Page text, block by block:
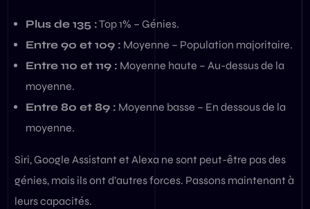
Plus de 135 :Top 1% – Génies.
Entre 90 et 109 : Moyenne – Population majoritaire.
Entre 110 et 119 : Moyenne haute – Au-dessus de la
moyenne.
Entre 80 et 89 : Moyenne basse – En dessous de la
moyenne.
Siri, Google Assistant et Alexa ne sont peut-être pas des
génies, mais ils ont d’autres forces. Passons maintenant à
leurs capacités.